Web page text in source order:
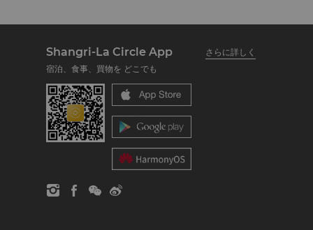
Shangri-La Circle App
さらに詳しく
宿泊、食事、買物を どこでも